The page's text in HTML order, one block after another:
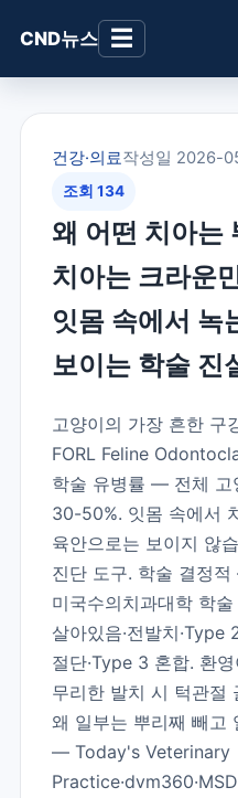
CND뉴스 ☰
건강·의료작성일 2026-
조회 134
왜 어떤 치아는
치아는 크라운
잇몸 속에서 녹
보이는 학술 진
고양이의 가장 흔한
FORL Feline
학술 유병률 — 전체 고
30-50%. 잇몸 속에서
육안으로는 보이지 않
진단 도구. 학술 결정
미국수의치과대학 학
살아있음·전발치·Type
절단·Type 3 혼합. 환
무리한 발치 시 턱관
왜 일부는 뿌리째 빼고
— Today's Veterinary